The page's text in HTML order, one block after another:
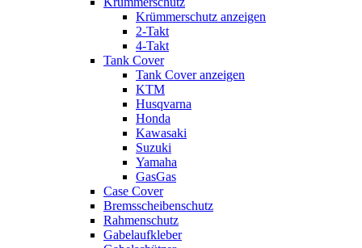
Krümmerschutz anzeigen
2-Takt
4-Takt
Tank Cover
Tank Cover anzeigen
KTM
Husqvarna
Honda
Kawasaki
Suzuki
Yamaha
GasGas
Case Cover
Bremsscheibenschutz
Rahmenschutz
Gabelaufkleber